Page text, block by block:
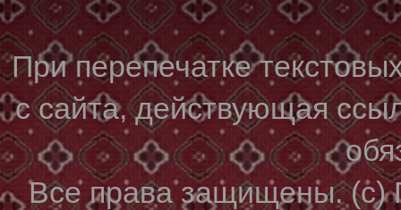
При перепечатке
с сайта, действующая
Все права защищены. (с)